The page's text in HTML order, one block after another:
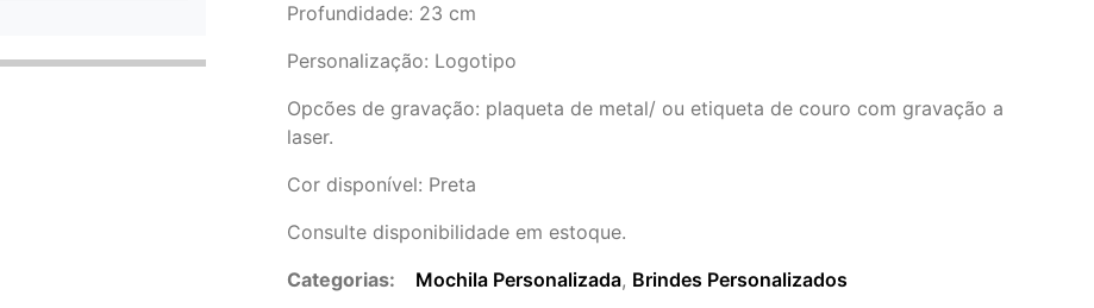
Profundidade: 23 cm
Personalização: Logotipo
Opcões de gravação: plaqueta de metal/ ou etiqueta de couro com gravação a
laser.
Cor disponível: Preta
Consulte disponibilidade em estoque.
Categorias:
Mochila Personalizada, Brindes Personalizados